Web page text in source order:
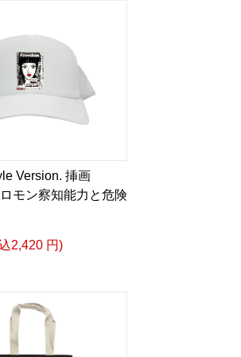
＿
Version. 挿画
モン察知能力と危険
2,420 円)